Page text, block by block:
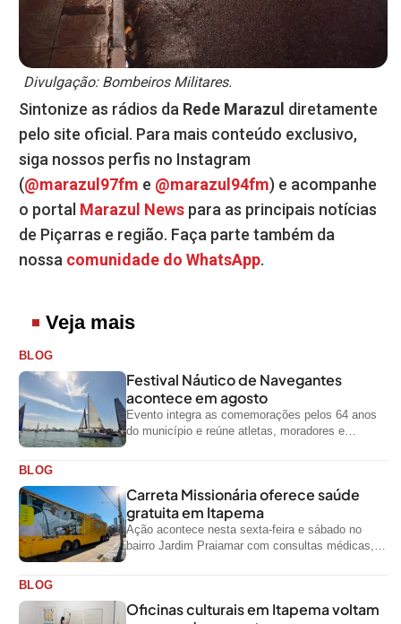
Divulgação: Bombeiros Militares.
Sintonize as rádios da Rede Marazul diretamente
pelo site oficial. Para mais conteúdo exclusivo,
siga nossos perfis no Instagram
(@marazul97fm e @marazul94fm) e acompanhe
o portal Marazul News para as principais notícias
de Piçarras e região. Faça parte também da
nossa comunidade do WhatsApp.
Veja mais
BLOG
Festival Náutico de Navegantes
acontece em agosto
Evento integra as comemorações pelos 64 anos
do município e reúne atletas, moradores e
BLOG
Carreta Missionária oferece saúde
gratuita em Itapema
Ação acontece nesta sexta-feira e sábado no
bairro Jardim Praiamar com consultas médicas,
BLOG
Oficinas culturais em Itapema voltam